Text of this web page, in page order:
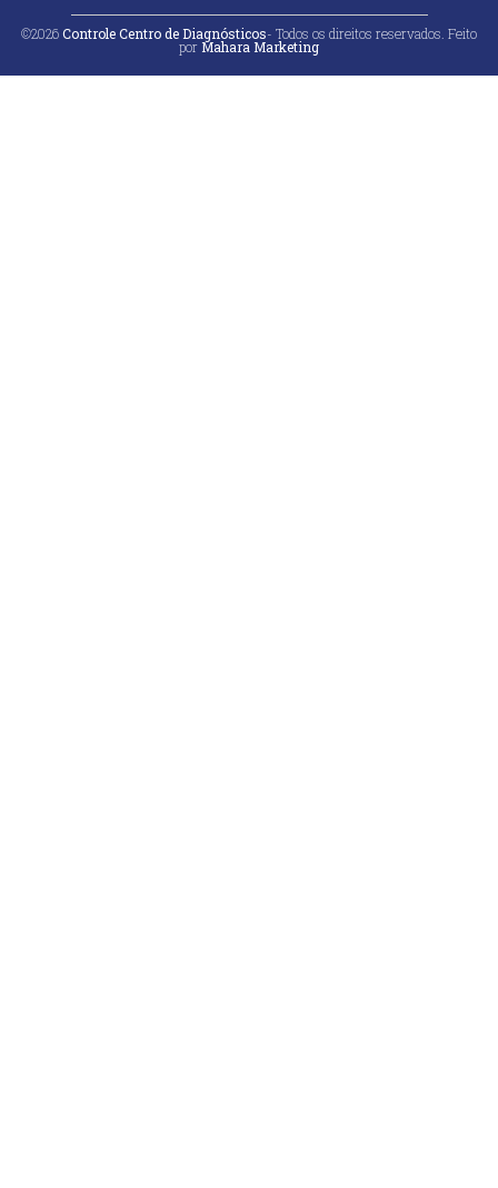
©2026Controle Centro de Diagnósticos- Todos os direitos reservados. Feito
por Mahara Marketing